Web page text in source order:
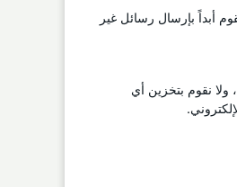
أبداً بإرسال رسائل غير
ولا نقوم بتخزين أي